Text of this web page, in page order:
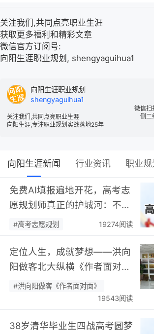
关注我们,共同点亮职业生涯
获取更多福利和精彩文章
微信官方订阅号:
向阳生涯职业规划, shengyaguihua1
微信扫
侧二
向阳生涯职业规划
shengyaguihua1
关注我们,共同点亮职业生涯
向阳生涯,专注职业规划实战落地25年
向阳生涯新闻 行业资讯 职业规
免费AI填报遍地开花，高考志
愿规划师真正的护城河：不靠
数据，靠“人”…
#高考志愿规划 19274阅读
定位人生，成就梦想——洪向
阳做客北大纵横《作者面对
面》开展职业规划专题分享…
#洪向阳做客《作者面对面》
19543阅读
38岁清华毕业生四战高考圆梦